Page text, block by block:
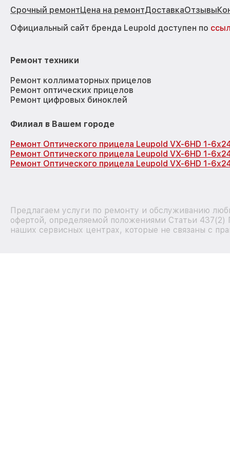
Срочный ремонтЦена на ремонтДоставкаОтзывы
Официальный сайт бренда Leupold доступен по
Ремонт техники
Ремонт коллиматорных прицелов
Ремонт оптических прицелов
Ремонт цифровых биноклей
Филиал в Вашем городе
Ремонт Оптического прицела Leupold VX-6HD 1-
Ремонт Оптического прицела Leupold VX-6HD 1-
Ремонт Оптического прицела Leupold VX-6HD 1-
Предлагаем услуги по ремонту и обслуживанию
офертой, определяемой положениями Статьи 437(2)
наших сервисных центрах, которые не связаны с